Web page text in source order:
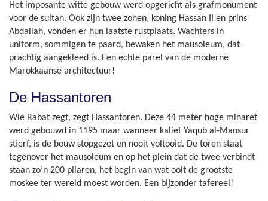
Het imposante witte gebouw werd opgericht als grafmonument
voor de sultan. Ook zijn twee zonen, koning Hassan II en prins
Abdallah, vonden er hun laatste rustplaats. Wachters in
uniform, sommigen te paard, bewaken het mausoleum, dat
prachtig aangekleed is. Een echte parel van de moderne
Marokkaanse architectuur!
De Hassantoren
Wie Rabat zegt, zegt Hassantoren. Deze 44 meter hoge minaret
werd gebouwd in 1195 maar wanneer kalief Yaqub al-Mansur
stierf, is de bouw stopgezet en nooit voltooid. De toren staat
tegenover het mausoleum en op het plein dat de twee verbindt
staan zo’n 200 pilaren, het begin van wat ooit de grootste
moskee ter wereld moest worden. Een bijzonder tafereel!